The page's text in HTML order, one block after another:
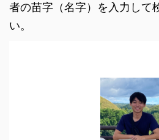
者の苗字（名字）を入力して
い。